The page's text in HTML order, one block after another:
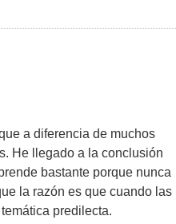
a diferencia de muchos
He llegado a la conclusión
bastante porque nunca
la razón es que cuando las
predilecta.